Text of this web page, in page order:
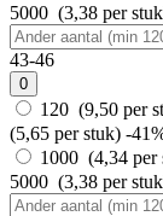
5000 (3,38 per
43-46
0
120 (9,50 per
(5,65 per stuk) -
1000 (4,34 per
5000 (3,38 per